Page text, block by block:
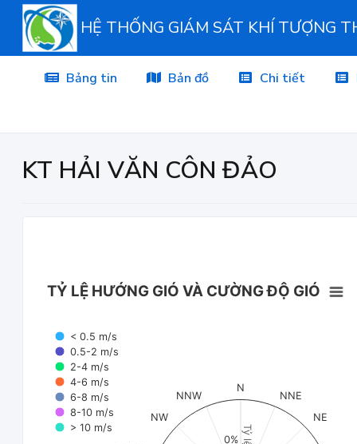
HỆ THỐNG GIÁM SÁT KHÍ TƯỢNG
Bảng tin Bản đồ Chi tiết
KT HẢI VĂN CÔN ĐẢO
TỶ LỆ HƯỚNG GIÓ VÀ CƯỜNG ĐỘ GIÓ
< 0.5 m/s
0.5-2 m/s
2-4 m/s
4-6 m/s
6-8 m/s
8-10 m/s
> 10 m/s
N
NNE
NE
NW
NNW
0%